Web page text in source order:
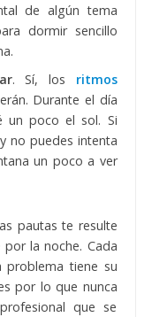
de algún tema
dormir sencillo
. Sí, los ritmos
Durante el día
un poco el sol. Si
no puedes intenta
un poco a ver
pautas te resulte
la noche. Cada
problema tiene su
por lo que nunca
que se